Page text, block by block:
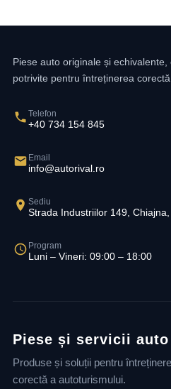
Piese auto originale și
potrivite pentru întreținerea
Telefon
+40 734 154 845
Email
info@autorival.ro
Sediu
Strada Industriilor 149,
Program
Luni – Vineri: 09:00 – 18:00
Piese și servicii auto
Produse și soluții pentru
corectă a autoturismului.